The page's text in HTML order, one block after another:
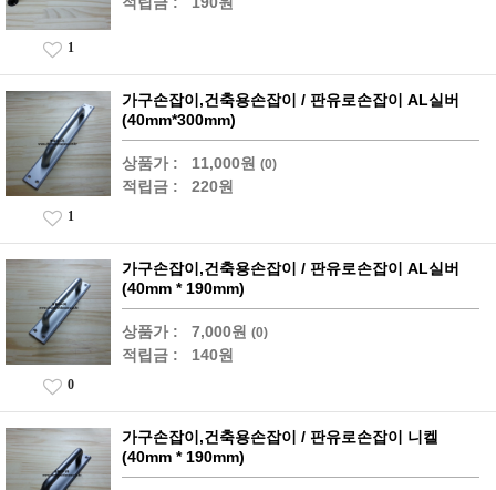
1
가구손잡이,건축용손잡이 / 판유로손잡이 AL실버
(40mm*300mm)
상품가 : 11,000원 (0)
적립금 : 220원
1
가구손잡이,건축용손잡이 / 판유로손잡이 AL실버
(40mm * 190mm)
상품가 : 7,000원 (0)
적립금 : 140원
0
가구손잡이,건축용손잡이 / 판유로손잡이 니켈
(40mm * 190mm)